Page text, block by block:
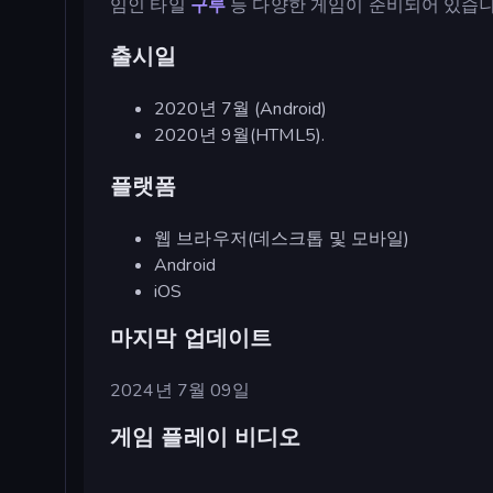
임인 타일 구루 등 다양한 게임이 준비되어 있습
출시일
2020년 7월 (Android)
2020년 9월(HTML5).
플랫폼
웹 브라우저(데스크톱 및 모바일)
Android
iOS
마지막 업데이트
2024년 7월 09일
게임 플레이 비디오